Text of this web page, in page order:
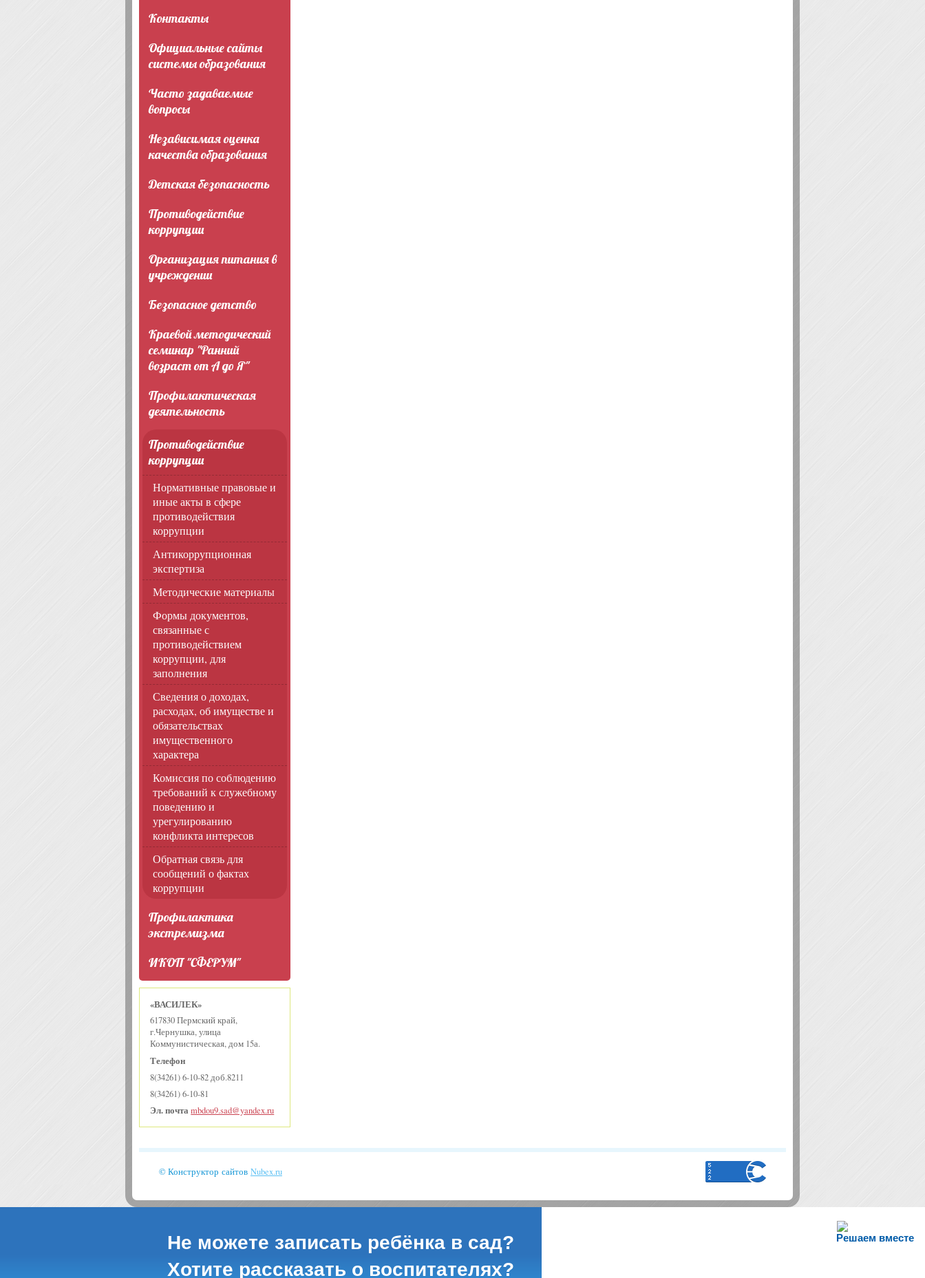
Контакты
Официальные сайты
системы образования
Часто задаваемые
вопросы
Независимая оценка
качества образования
Детская безопасность
Противодействие
коррупции
Организация питания в
учреждении
Безопасное детство
Краевой методический
семинар "Ранний
возраст от А до Я"
Профилактическая
деятельность
Противодействие
коррупции
Нормативные правовые и
иные акты в сфере
противодействия
коррупции
Антикоррупционная
экспертиза
Методические материалы
Формы документов,
связанные с
противодействием
коррупции, для
заполнения
Сведения о доходах,
расходах, об имуществе и
обязательствах
имущественного
характера
Комиссия по соблюдению
требований к служебному
поведению и
урегулированию
конфликта интересов
Обратная связь для
сообщений о фактах
коррупции
Профилактика
экстремизма
ИКОП "СФЕРУМ"
«ВАСИЛЕК»
617830 Пермский край,
г.Чернушка, улица
Коммунистическая, дом 15а.
Телефон
8(34261) 6-10-82 доб.8211
8(34261) 6-10-81
Эл. почта mbdou9.sad@yandex.ru
© Конструктор сайтов Nubex.ru
Решаем вместе
Не можете записать ребёнка в сад?
Хотите рассказать о воспитателях?